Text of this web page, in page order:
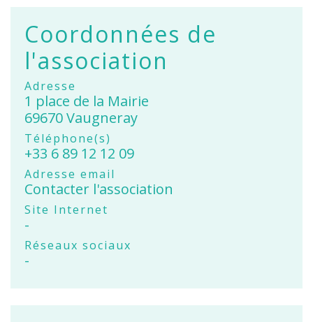
Coordonnées de
l'association
Adresse
1 place de la Mairie
69670 Vaugneray
Téléphone(s)
+33 6 89 12 12 09
Adresse email
Contacter l'association
Site Internet
-
Réseaux sociaux
-